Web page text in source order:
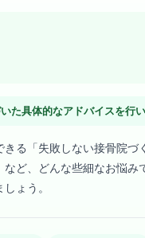
具体的なアドバイスを行い
る「失敗しない接骨院づ
ど、どんな些細なお悩み
ょう。